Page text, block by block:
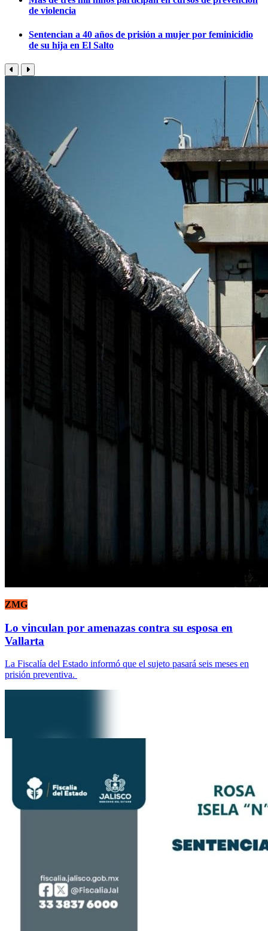
de violencia
Sentencian a 40 años de prisión a mujer por feminicidio
de su hija en El Salto
ZMG
Lo vinculan por amenazas contra su esposa en
Vallarta
La Fiscalía del Estado informó que el sujeto pasará seis meses en
prisión preventiva.